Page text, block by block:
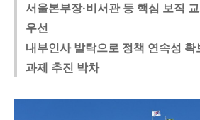
서울본부장·비서관 등 핵심 보직
우선
내부인사 발탁으로 정책 연속성 확
과제 추진 박차